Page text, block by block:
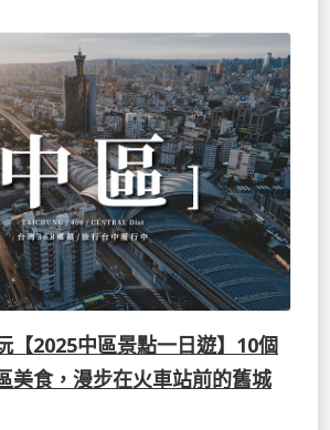
【2025中區景點一日遊】10個
美食，漫步在火車站前的舊城